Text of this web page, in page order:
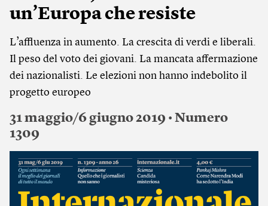
un’Europa che resiste
L’affluenza in aumento. La crescita di verdi e liberali.
Il peso del voto dei giovani. La mancata affermazione
dei nazionalisti. Le elezioni non hanno indebolito il
progetto europeo
31 maggio/6 giugno 2019 • Numero
1309